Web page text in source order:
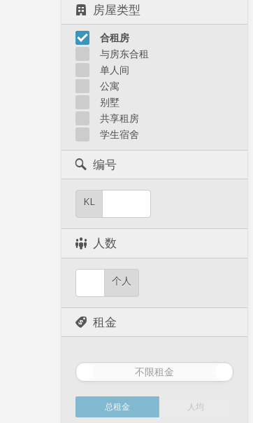
房屋类型
合租房
与房东合租
单人间
公寓
别墅
共享租房
学生宿舍
编号
KL
人数
个人
租金
不限租金
总租金 人均